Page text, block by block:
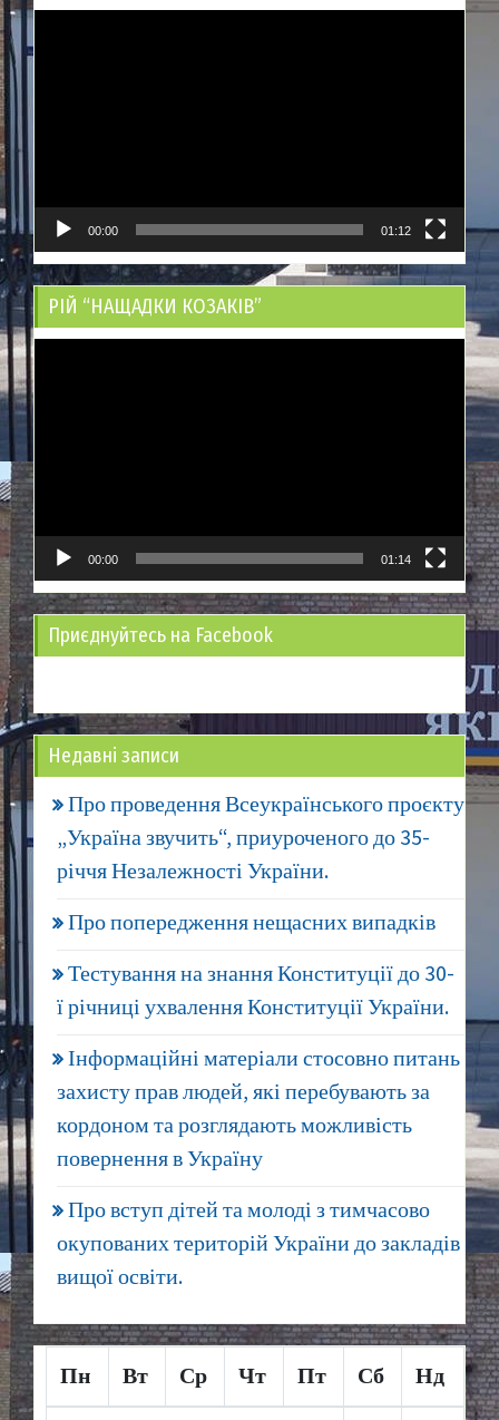
00:00 01:12
РІЙ “НАЩАДКИ КОЗАКІВ”
00:00 01:14
Приєднуйтесь на Facebook
Недавні записи
Про проведення Всеукраїнського проєкту
„Україна звучить“, приуроченого до 35-
річчя Незалежності України.
Про попередження нещасних випадків
Тестування на знання Конституції до 30-
ї річниці ухвалення Конституції України.
Інформаційні матеріали стосовно питань
захисту прав людей, які перебувають за
кордоном та розглядають можливість
повернення в Україну
Про вступ дітей та молоді з тимчасово
окупованих територій України до закладів
вищої освіти.
Пн Вт Ср Чт Пт Сб Нд